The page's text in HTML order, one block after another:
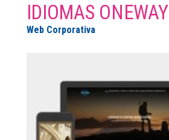
IDIOMAS ONEWAY
Web Corporativa